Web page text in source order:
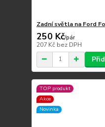
Zadní světla na Ford
250 Kč/pár
207 Kč bez DPH
TOP produkt
Akce
Novinka